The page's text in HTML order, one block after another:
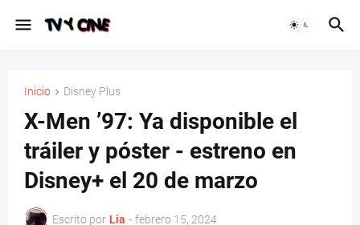
Inicio Disney Plus
X-Men ’97: Ya disponible el
tráiler y póster - estreno en
Disney+ el 20 de marzo
Escrito por Lia - febrero 15, 2024